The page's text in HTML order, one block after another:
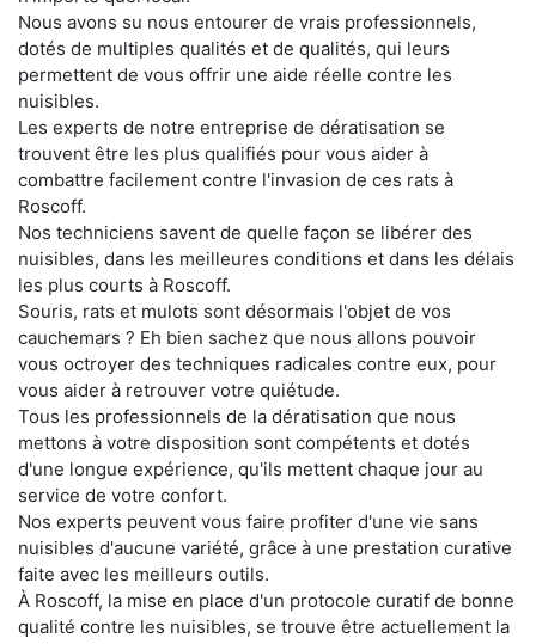
Nous avons su nous entourer de vrais professionnels,
dotés de multiples qualités et de qualités, qui leurs
permettent de vous offrir une aide réelle contre les
nuisibles.
Les experts de notre entreprise de dératisation se
trouvent être les plus qualifiés pour vous aider à
combattre facilement contre l'invasion de ces rats à
Roscoff.
Nos techniciens savent de quelle façon se libérer des
nuisibles, dans les meilleures conditions et dans les délais
les plus courts à Roscoff.
Souris, rats et mulots sont désormais l'objet de vos
cauchemars ? Eh bien sachez que nous allons pouvoir
vous octroyer des techniques radicales contre eux, pour
vous aider à retrouver votre quiétude.
Tous les professionnels de la dératisation que nous
mettons à votre disposition sont compétents et dotés
d'une longue expérience, qu'ils mettent chaque jour au
service de votre confort.
Nos experts peuvent vous faire profiter d'une vie sans
nuisibles d'aucune variété, grâce à une prestation curative
faite avec les meilleurs outils.
À Roscoff, la mise en place d'un protocole curatif de bonne
qualité contre les nuisibles, se trouve être actuellement la